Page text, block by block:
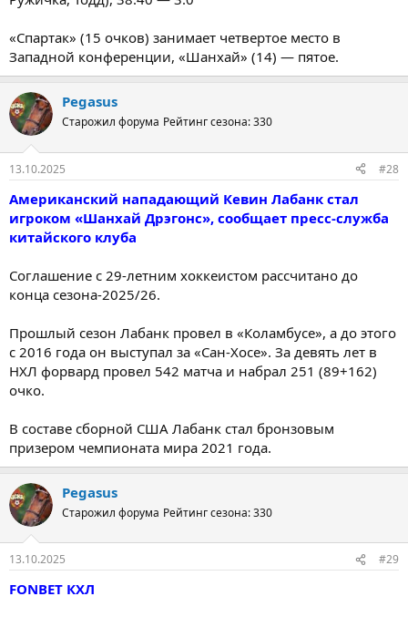
«Спартак» (15 очков) занимает четвертое место в
Западной конференции, «Шанхай» (14) — пятое.
Pegasus
Старожил форума Рейтинг сезона: 330
13.10.2025 #28
Американский нападающий Кевин Лабанк стал
игроком «Шанхай Дрэгонс», сообщает пресс-служба
китайского клуба
Соглашение с 29-летним хоккеистом рассчитано до
конца сезона-2025/26.
Прошлый сезон Лабанк провел в «Коламбусе», а до этого
с 2016 года он выступал за «Сан-Хосе». За девять лет в
НХЛ форвард провел 542 матча и набрал 251 (89+162)
очко.
В составе сборной США Лабанк стал бронзовым
призером чемпионата мира 2021 года.
Pegasus
Старожил форума Рейтинг сезона: 330
13.10.2025 #29
FONBET КХЛ